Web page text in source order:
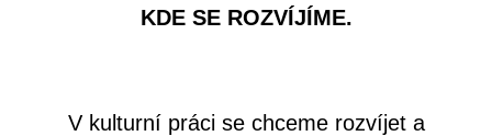
KDE SE ROZVÍJÍME.
V kulturní práci se chceme rozvíjet a